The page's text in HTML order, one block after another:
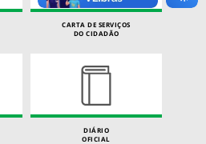
CARTA DE SERVIÇOS
DO CIDADÃO
DIÁRIO
OFICIAL